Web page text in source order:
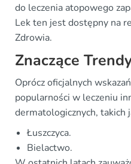
do leczenia atopowego
Lek ten jest dostępny na
Zdrowia.
Znaczące
Oprócz oficjalnych
popularności w leczeniu
dermatologicznych, takich
Łuszczyca.
Bielactwo.